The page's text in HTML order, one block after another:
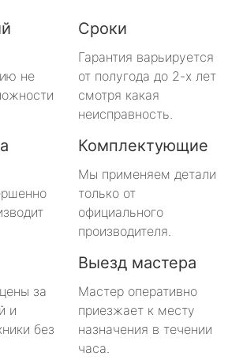
не
Сроки
Гарантия варьируется
от полугода до 2-х лет
смотря какая
неисправность.
Комплектующие
Мы применяем детали
только от
официального
производителя.
за
и
без
Выезд мастера
Мастер оперативно
приезжает к месту
назначения в течении
часа.